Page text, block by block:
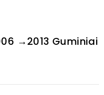
→2013 Guminiai